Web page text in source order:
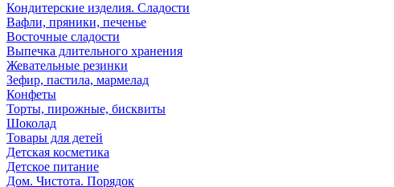
Кондитерские изделия. Сладости
Вафли, пряники, печенье
Восточные сладости
Выпечка длительного хранения
Жевательные резинки
Зефир, пастила, мармелад
Конфеты
Торты, пирожные, бисквиты
Шоколад
Товары для детей
Детская косметика
Детское питание
Дом. Чистота. Порядок